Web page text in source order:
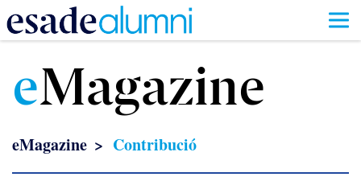
contingut
eMagazine
eMagazine Contribució